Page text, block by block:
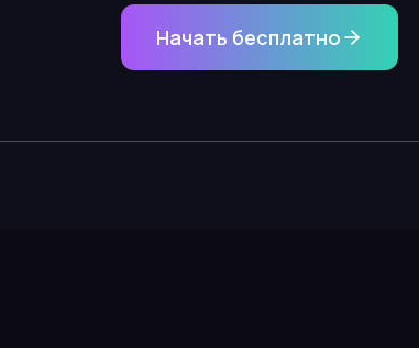
Начать бесплатно